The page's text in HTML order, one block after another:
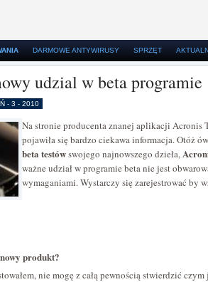
DARMOWE ANTYWIRUSY SPRZĘT
udzial w beta programie
- 3 - 2010
Na stronie producenta znanej aplikacji Acronis
pojawiła się bardzo ciekawa informacja. Otóż
beta testówswojego najnowszego dzieła,
ważne udział w programie beta nie jest
wymaganiami. Wystarczy się zarejestrować by
produkt?
nie mogę z całą pewnością stwierdzić